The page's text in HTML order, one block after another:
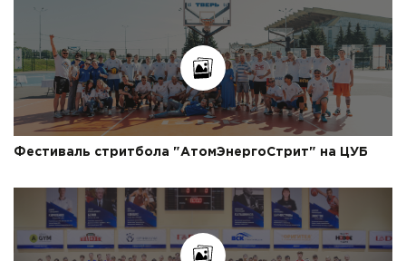
Фестиваль стритбола "АтомЭнергоСтрит" на ЦУБ